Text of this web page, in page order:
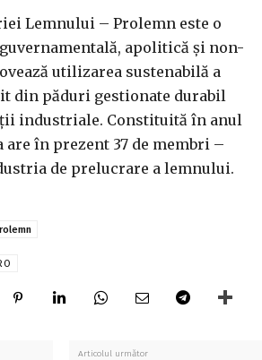
Lemnului – Prolemn este o
apolitică şi non-
utilizarea sustenabilă a
din păduri gestionate durabil
industriale. Constituită în anul
are în prezent 37 de membri –
de prelucrare a lemnului.
Articolul următor